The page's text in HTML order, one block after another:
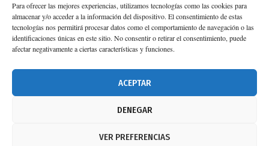
Para ofrecer las mejores experiencias, utilizamos tecnologías como las cookies para
almacenar y/o acceder a la información del dispositivo. El consentimiento de estas
tecnologías nos permitirá procesar datos como el comportamiento de navegación o las
identificaciones únicas en este sitio. No consentir o retirar el consentimiento, puede
afectar negativamente a ciertas características y funciones.
ACEPTAR
DENEGAR
VER PREFERENCIAS